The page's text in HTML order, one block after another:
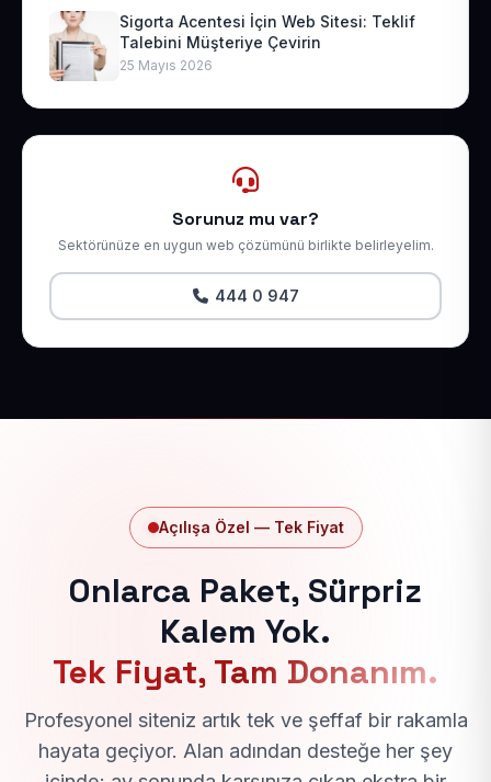
Sigorta Acentesi İçin Web Sitesi: Teklif
Talebini Müşteriye Çevirin
25 Mayıs 2026
Sorunuz mu var?
Sektörünüze en uygun web çözümünü birlikte belirleyelim.
444 0 947
Açılışa Özel — Tek Fiyat
Onlarca Paket, Sürpriz
Kalem Yok.
Tek Fiyat, Tam Donanım.
Profesyonel siteniz artık tek ve şeffaf bir rakamla
hayata geçiyor. Alan adından desteğe her şey